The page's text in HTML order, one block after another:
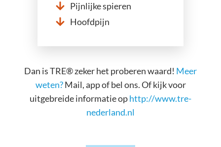
Pijnlijke spieren
Hoofdpijn
Dan is TRE® zeker het proberen waard! Meer
weten?Mail, app of bel ons. Of kijk voor
uitgebreide informatie ophttp://www.tre-
nederland.nl